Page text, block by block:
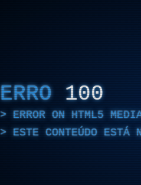
ERRO 100
ERROR ON HTML5
ESTE CONTEÚDO ESTÁ